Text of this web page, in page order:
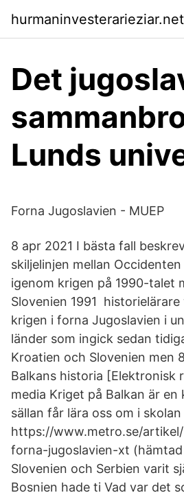
Det
Lunds
Forna Jugoslavien - MUEP
8 apr 2021 I bästa fall
skiljelinjen mellan
igenom krigen på 1990-talet
Slovenien 1991
krigen i forna Jugoslavien i
länder som ingick sedan
Kroatien och Slovenien men
Balkans historia [Elektronisk
media Kriget på Balkan är
sällan får lära oss om i
https://www.metro.se/
forna-jugoslavien-xt
Slovenien och Serbien varit
Bosnien hade ti Vad var det